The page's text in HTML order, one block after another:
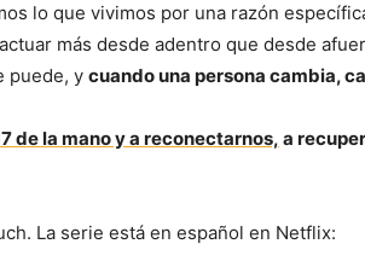
lo que vivimos por una razón
más desde adentro que desde
puede, y cuando una persona cambia,
de la mano y a reconectarnos, a
La serie está en español en Netflix: